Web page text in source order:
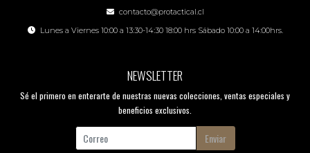
contacto@protactical.cl
Lunes a Viernes 10:00 a 13:30-14:30 18:00 hrs Sábado 10:00 a 14:00hrs.
NEWSLETTER
Sé el primero en enterarte de nuestras nuevas colecciones, ventas especiales y
beneficios exclusivos.
Enviar